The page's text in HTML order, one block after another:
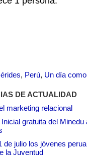
, Perú, Un día
DE ACTUALIDAD
marketing relacional
gratuita del
de julio los jóvenes
la Juventud